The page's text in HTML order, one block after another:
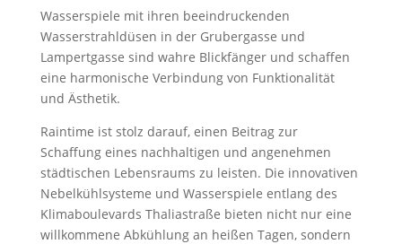
Wasserspiele mit ihren beeindruckenden
Wasserstrahldüsen in der Grubergasse und
Lampertgasse sind wahre Blickfänger und schaffen
eine harmonische Verbindung von Funktionalität
und Ästhetik.
Raintime ist stolz darauf, einen Beitrag zur
Schaffung eines nachhaltigen und angenehmen
städtischen Lebensraums zu leisten. Die innovativen
Nebelkühlsysteme und Wasserspiele entlang des
Klimaboulevards Thaliastraße bieten nicht nur eine
willkommene Abkühlung an heißen Tagen, sondern